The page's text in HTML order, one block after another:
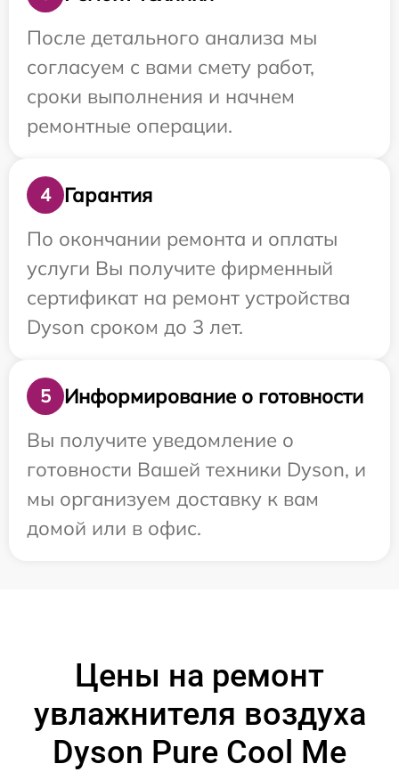
После детального анализа мы
согласуем с вами смету работ,
сроки выполнения и начнем
ремонтные операции.
4
Гарантия
По окончании ремонта и оплаты
услуги Вы получите фирменный
сертификат на ремонт устройства
Dyson сроком до 3 лет.
5
Информирование о готовности
Вы получите уведомление о
готовности Вашей техники Dyson, и
мы организуем доставку к вам
домой или в офис.
Цены на ремонт
увлажнителя воздуха
Dyson Pure Cool Me